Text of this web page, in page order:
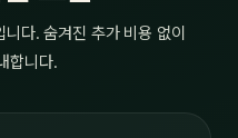
다. 숨겨진 추가 비용 없이
합니다.